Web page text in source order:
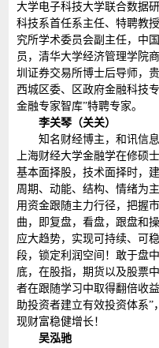
大学电子科技大学联合数据
科技系首任系主任、特聘教
究所学术委员会副主任，中
员，清华大学经济管理学院
圳证券交易所博士后导师，
西城区委、区政府金融科技
金融专家智库”特聘专家。
李关琴（关关）
知名财经博主，和讯信
上海财经大学金融学在修硕
基本面择股，技术面择时，
周期、动能、结构、情绪为
用资金跟随主力行径，把握
曲，即复盘，看盘，跟盘和
应大趋势，实现可持续、可
段，锁定利润空间！敢于盘
底，在股指，期货以及股票
者在跟随学习中取得翻倍收
助投资者建立有效投资体系
现财富稳健增长！
吴泓驰